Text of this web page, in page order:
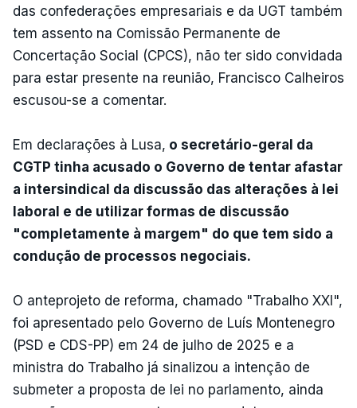
das confederações empresariais e da UGT também
tem assento na Comissão Permanente de
Concertação Social (CPCS), não ter sido convidada
para estar presente na reunião, Francisco Calheiros
escusou-se a comentar.
Em declarações à Lusa, o secretário-geral da
CGTP tinha acusado o Governo de tentar afastar
a intersindical da discussão das alterações à lei
laboral e de utilizar formas de discussão
"completamente à margem" do que tem sido a
condução de processos negociais.
O anteprojeto de reforma, chamado "Trabalho XXI",
foi apresentado pelo Governo de Luís Montenegro
(PSD e CDS-PP) em 24 de julho de 2025 e a
ministra do Trabalho já sinalizou a intenção de
submeter a proposta de lei no parlamento, ainda